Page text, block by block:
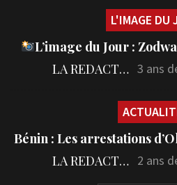
L'IMAGE DU
L’image du Jour :
LA REDACTION 3 ans
Bénin : Les arrestations
LA REDACTION 2 ans